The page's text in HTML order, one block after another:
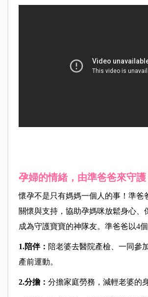
孕婦的情緒，由準爸爸來守護
懷孕不是只有媽媽一個人的事！準爸
關懷與支持，協助孕媽咪放鬆身心、
成為守護寶寶的神隊友。準爸爸以4
1.陪伴： 陪老婆去醫院產檢、一同參
產前運動。
2.分擔： 分擔家庭勞務，減輕老婆的